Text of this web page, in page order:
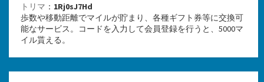
トリマ ： 1Rj0sJ7Hd
歩数や移動距離でマイルが貯まり、各種ギフト券等に交換可
能なサービス。コードを入力して会員登録を行うと、5000マ
イル貰える。